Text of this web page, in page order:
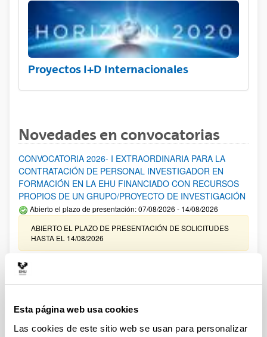
Esta página web usa cookies
Las cookies de este sitio web se usan para personalizar
Proyectos I+D Internacionales
Novedades en convocatorias
CONVOCATORIA 2026- I EXTRAORDINARIA PARA LA
CONTRATACIÓN DE PERSONAL INVESTIGADOR EN
FORMACIÓN EN LA EHU FINANCIADO CON RECURSOS
PROPIOS DE UN GRUPO/PROYECTO DE INVESTIGACIÓN
Abierto el plazo de presentación: 07/08/2026 - 14/08/2026
ABIERTO EL PLAZO DE PRESENTACIÓN DE SOLICITUDES
HASTA EL 14/08/2026
Ayudas para financiación de la adquisición y renovación de
infraestructura científica y fondos bibliográficos en la
Trámite abierto
25/03/2026: Corrección de errores del listado provisional de
solicitudes admitidas y excluidas. 23/03/2026: Relación